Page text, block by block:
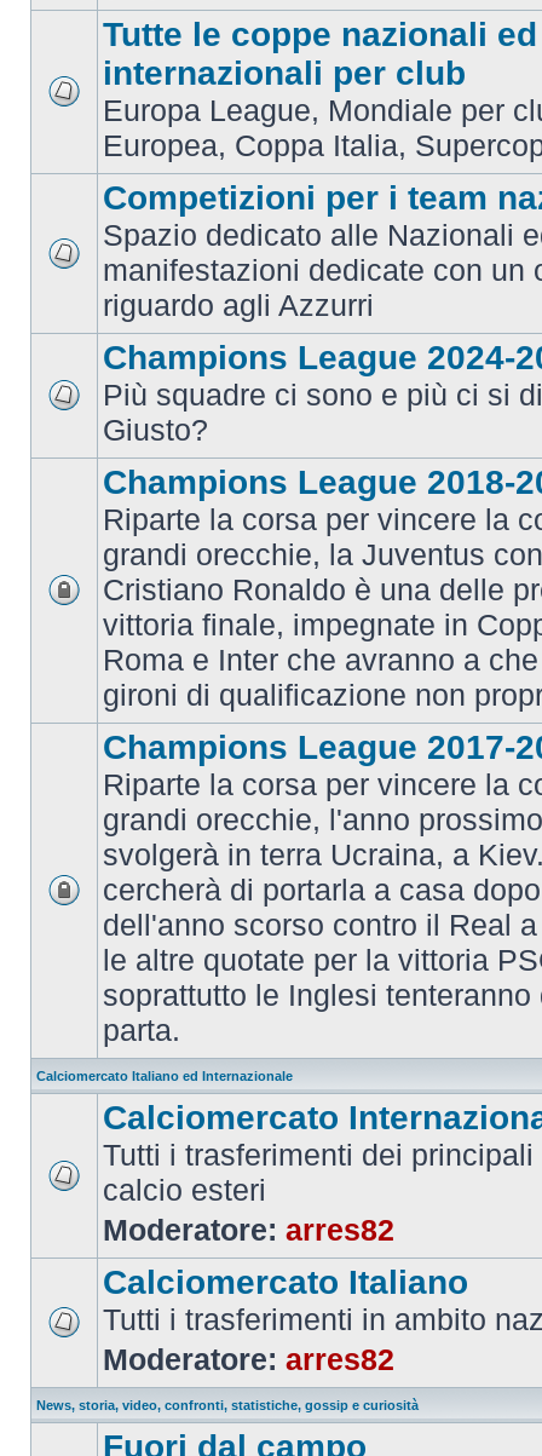
Tutte le coppe nazionali ed
internazionali per club
Europa League, Mondiale per
Europea, Coppa Italia,
Competizioni per i team
Spazio dedicato alle Nazionali
manifestazioni dedicate con un
riguardo agli Azzurri
Champions League 2024-
Più squadre ci sono e più ci si
Giusto?
Champions League 2018-
Riparte la corsa per vincere la
grandi orecchie, la Juventus
Cristiano Ronaldo è una delle
vittoria finale, impegnate in
Roma e Inter che avranno a
gironi di qualificazione non
Champions League 2017-
Riparte la corsa per vincere la
grandi orecchie, l'anno
svolgerà in terra Ucraina, a
cercherà di portarla a casa
dell'anno scorso contro il Real
le altre quotate per la vittoria
soprattutto le Inglesi tenteranno
parta.
Calciomercato Italiano ed Internazionale
Calciomercato
Tutti i trasferimenti dei
calcio esteri
Moderatore: arres82
Calciomercato Italiano
Tutti i trasferimenti in ambito
Moderatore: arres82
News, storia, video, confronti, statistiche, gossip e curiosità
Fuori dal campo